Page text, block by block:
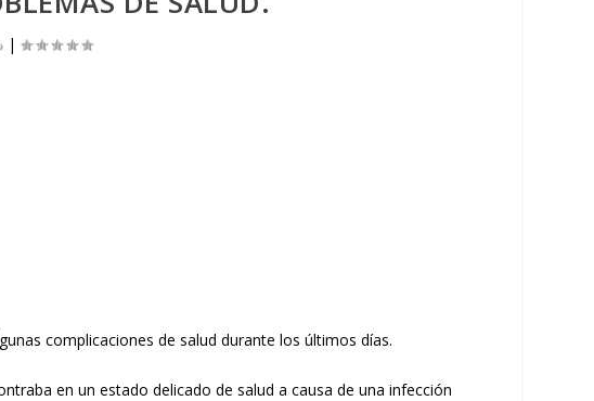
|
complicaciones de salud durante los últimos días.
en un estado delicado de salud a causa de una infección